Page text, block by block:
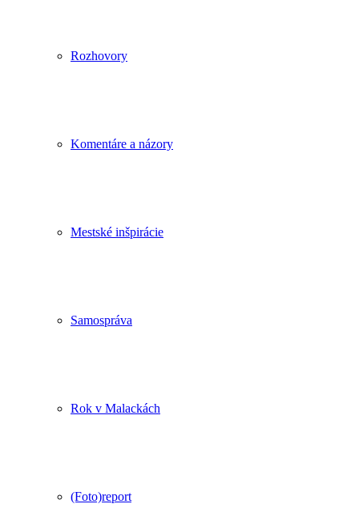
Rozhovory
Komentáre a názory
Mestské inšpirácie
Samospráva
Rok v Malackách
(Foto)report